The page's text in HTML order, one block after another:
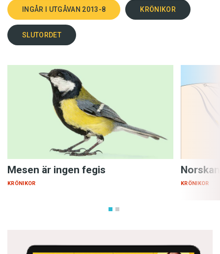
INGÅR I UTGÅVAN 2013-8 KRÖNIKOR
SLUTORDET
Mesen är ingen fegis
KRÖNIKOR KRÖNIKOR